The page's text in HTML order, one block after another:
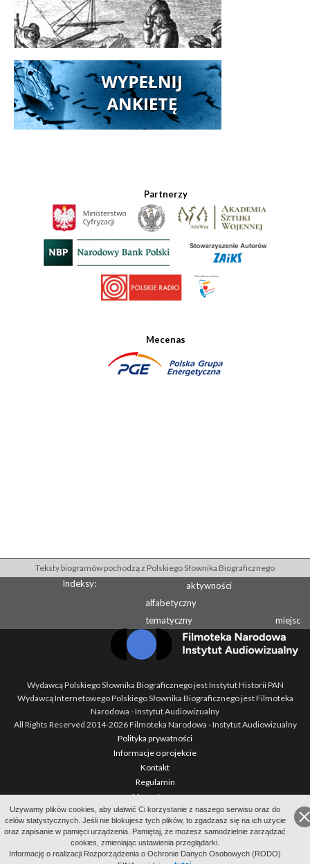
Partnerzy
Mecenas
Uzywamy plików cookies, aby ułatwić Ci korzystanie z naszego serwisu oraz do
celów statystycznych. Jeśli nie blokujesz tych plików, to zgadzasz się na ich użycie
oraz zapisanie w pamięci urządzenia. Pamiętaj, że możesz samodzielnie zarządzać
cookies, zmieniając ustawienia przeglądarki.
Informację o realizacji Rozporządzenia o Ochronie Danych Osobowych (RODO)
Teksty biogramów pochodzą z Polskiego Słownika Biograficznego
Indeksy:
aktywności
alfabetyczny
tematyczny
miejsc
Wydawcą Polskiego Słownika Biograficznego jest Instytut Historii PAN
Wydawcą Internetowego Polskiego Słownika Biograficznego jest Filmoteka
Narodowa - Instytut Audiowizualny
All Rights Reserved 2014-2026Filmoteka Narodowa - Instytut Audiowizualny
Polityka prywatności
Informacje o projekcie
Kontakt
Regulamin
Mapa strony
BIP
Wersja: 1.2.0